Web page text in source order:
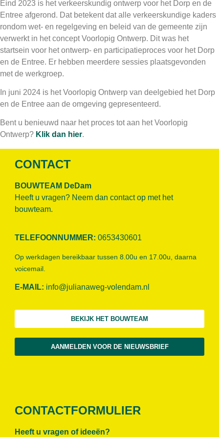
Eind 2023 is het verkeerskundig ontwerp voor het Dorp en de
Entree afgerond. Dat betekent dat alle verkeerskundige kaders
rondom wet- en regelgeving en beleid van de gemeente zijn
verwerkt in het concept Voorlopig Ontwerp. Dit was het
startsein voor het ontwerp- en participatieproces voor het Dorp
en de Entree. Er hebben meerdere sessies plaatsgevonden
met de werkgroep.
In juni 2024 is het Voorlopig Ontwerp van deelgebied het Dorp
en de Entree aan de omgeving gepresenteerd.
Bent u benieuwd naar het proces tot aan het Voorlopig
Ontwerp? Klik dan hier.
CONTACT
BOUWTEAM DeDam
Heeft u vragen? Neem dan contact op met het
bouwteam.
TELEFOONNUMMER: 0653430601
Op werkdagen bereikbaar tussen 8.00u en 17.00u, daarna
voicemail.
E-MAIL: info@julianaweg-volendam.n
BEKIJK HET BOUWTEAM
AANMELDEN VOOR DE NIEUWSBRIEF
CONTACTFORMULIER
Heeft u vragen of ideeën?